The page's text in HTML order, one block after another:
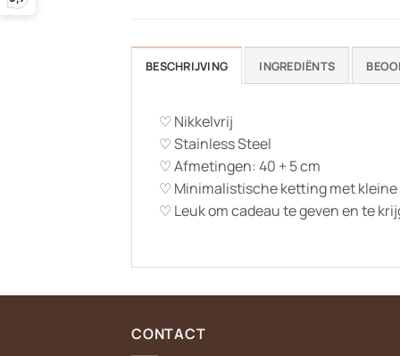
BESCHRIJVING INGREDIËNTS
♡ Nikkelvrij
♡ Stainless Steel
♡ Afmetingen: 40 + 5 cm
♡ Minimalistische ketting met
♡ Leuk om cadeau te geven en te
CONTACT